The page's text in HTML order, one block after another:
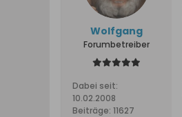
Wolfgang
Forumbetreiber
Dabei seit:
10.02.2008
Beiträge: 11627